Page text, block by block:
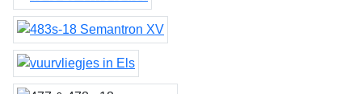
Vivre le lieu 'le timbre
Dorique V' (’Hologramme
… ou apparence d'un
ange’. Dédié à ma mère)
Semantron XV
vuurvliegjes in Els